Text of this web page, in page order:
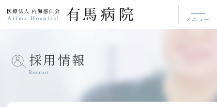
メニュー
採用情報
Recruit